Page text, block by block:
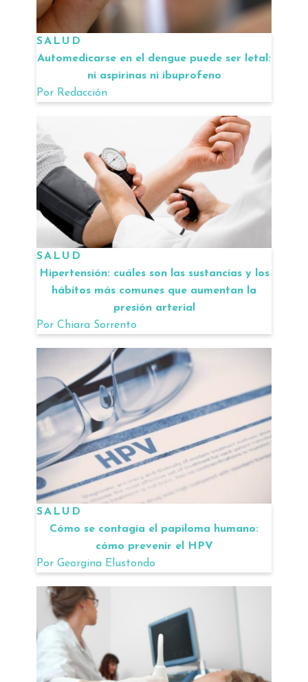
SALUD
Automedicarse en el dengue puede ser letal:
ni aspirinas ni ibuprofeno
Por Redacción
SALUD
Hipertensión: cuáles son las sustancias y los
hábitos más comunes que aumentan la
presión arterial
Por Chiara Sorrento
SALUD
Cómo se contagia el papiloma humano:
cómo prevenir el HPV
Por Georgina Elustondo